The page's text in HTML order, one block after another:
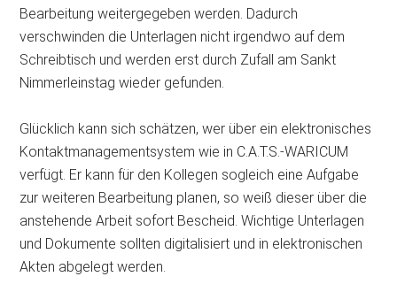
Bearbeitung weitergegeben werden. Dadurch
verschwinden die Unterlagen nicht irgendwo auf dem
Schreibtisch und werden erst durch Zufall am Sankt
Nimmerleinstag wieder gefunden.
Glücklich kann sich schätzen, wer über ein elektronisches
Kontaktmanagementsystem wie in C.A.T.S.-WARICUM
verfügt. Er kann für den Kollegen sogleich eine Aufgabe
zur weiteren Bearbeitung planen, so weiß dieser über die
anstehende Arbeit sofort Bescheid. Wichtige Unterlagen
und Dokumente sollten digitalisiert und in elektronischen
Akten abgelegt werden.